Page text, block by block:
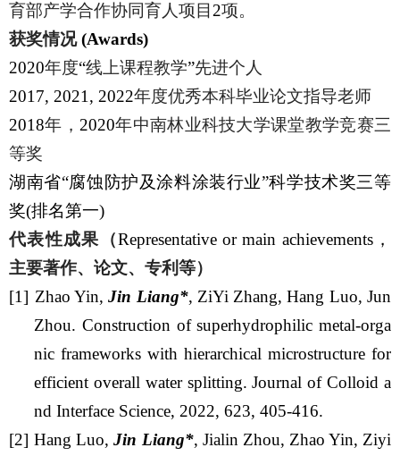
育部产学合作协同育人项目 2项。
获奖情况(Awards)
2020年度“线上课程教学”先进个人
2017, 2021, 2022年度优秀本科毕业论文指导老师
2018年， 2020年中南林业科技大学课堂教学竞赛三
等奖
湖南省“腐蚀防护及涂料涂装行业”科学技术奖三等
奖(排名第一)
代表性成果（Representative or main achievements，
主要著作、论文、专利等）
[1] Zhao Yin, Jin Liang*, ZiYi Zhang, Hang Luo, Jun
Zhou. Construction of superhydrophilic metal-orga
nic frameworks with hierarchical microstructure for
efficient overall water splitting. Journal of Colloid a
nd Interface Science, 2022, 623, 405-416.
[2] Hang Luo,Jin Liang*, Jialin Zhou, Zhao Yin, Ziyi